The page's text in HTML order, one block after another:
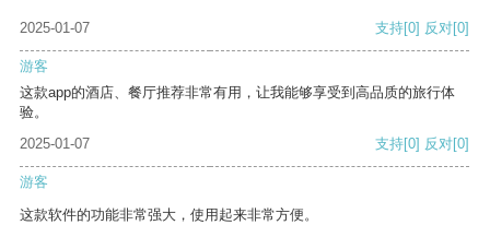
2025-01-07 支持[0] 反对[0]
游客
这款app的酒店、餐厅推荐非常有用，让我能够享受到高品质的旅行体
验。
2025-01-07
支持[0] 反对[0]
游客
这款软件的功能非常强大，使用起来非常方便。